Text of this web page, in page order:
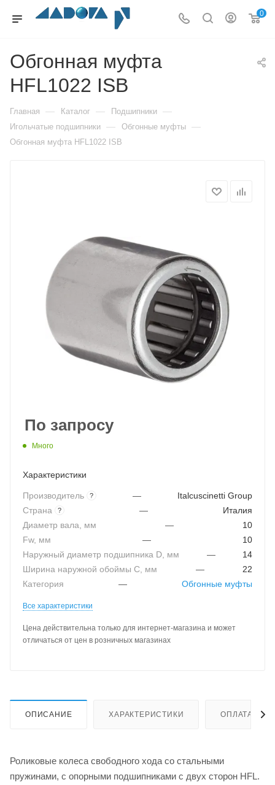
0
Обгонная муфта
HFL1022 ISB
Главная — Каталог — Подшипники —
Игольчатые подшипники — Обгонные муфты —
Обгонная муфта HFL1022 ISB
По запросу
Много
Характеристики
Производитель ? —
Italcuscinetti Group
Страна
? —
Италия
Диаметр вала, мм
—
10
Fw, мм
—
10
Наружный диаметр подшипника D, мм
—
14
Ширина наружной обоймы C, мм
—
22
Категория
— Обгонные муфты
Все характеристики
Цена действительна только для интернет-магазина и может
отличаться от цен в розничных магазинах
ОПИСАНИЕ ХАРАКТЕРИСТИКИ ОПЛАТА
Роликовые колеса свободного хода со стальными
пружинами, с опорными подшипниками с двух сторон HFL.